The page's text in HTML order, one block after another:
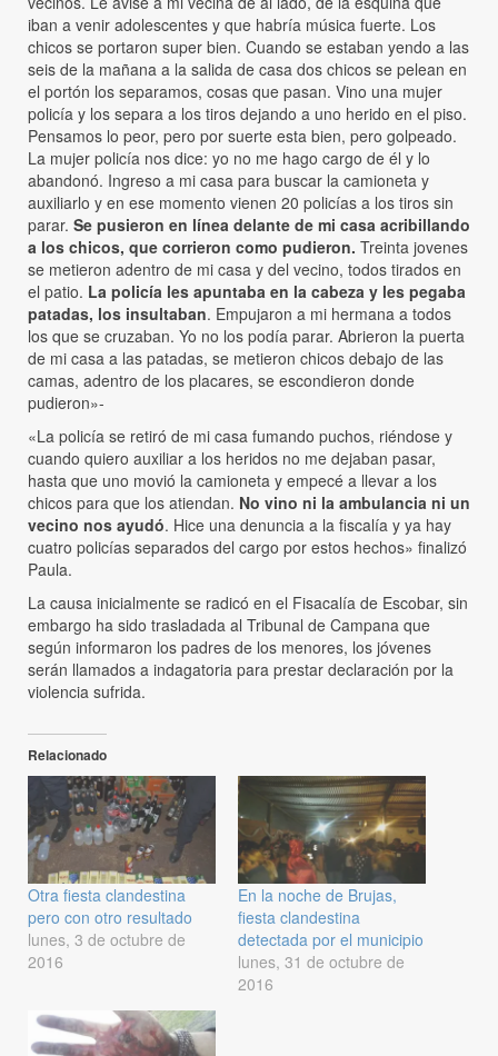
iban a venir adolescentes y que habría música fuerte. Los
chicos se portaron super bien. Cuando se estaban yendo a las
seis de la mañana a la salida de casa dos chicos se pelean en
el portón los separamos, cosas que pasan. Vino una mujer
policía y los separa a los tiros dejando a uno herido en el piso.
Pensamos lo peor, pero por suerte esta bien, pero golpeado.
La mujer policía nos dice: yo no me hago cargo de él y lo
abandonó. Ingreso a mi casa para buscar la camioneta y
auxiliarlo y en ese momento vienen 20 policías a los tiros sin
parar. Se pusieron en línea delante de mi casa acribillando
a los chicos, que corrieron como pudieron. Treinta jovenes
se metieron adentro de mi casa y del vecino, todos tirados en
el patio. La policía les apuntaba en la cabeza y les pegaba
patadas, los insultaban. Empujaron a mi hermana a todos
los que se cruzaban. Yo no los podía parar. Abrieron la puerta
de mi casa a las patadas, se metieron chicos debajo de las
camas, adentro de los placares, se escondieron donde
pudieron»-
«La policía se retiró de mi casa fumando puchos, riéndose y
cuando quiero auxiliar a los heridos no me dejaban pasar,
hasta que uno movió la camioneta y empecé a llevar a los
chicos para que los atiendan. No vino ni la ambulancia ni un
vecino nos ayudó. Hice una denuncia a la fiscalía y ya hay
cuatro policías separados del cargo por estos hechos» finalizó
Paula.
La causa inicialmente se radicó en el Fisacalía de Escobar, sin
embargo ha sido trasladada al Tribunal de Campana que
según informaron los padres de los menores, los jóvenes
serán llamados a indagatoria para prestar declaración por la
violencia sufrida.
Relacionado
Otra fiesta clandestina
pero con otro resultado
lunes, 3 de octubre de
2016
En la noche de Brujas,
fiesta clandestina
detectada por el municipio
lunes, 31 de octubre de
2016